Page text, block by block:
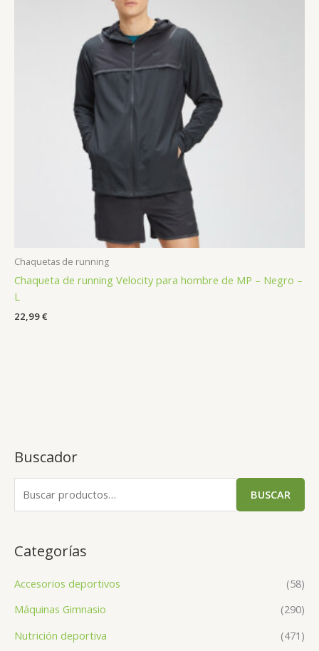
Buscador
BUSCAR
Categorías
Accesorios deportivos
(58)
Máquinas Gimnasio
(290)
Nutrición deportiva
(471)
Chaquetas de running
Chaqueta de running Velocity para hombre de MP – Negro –
L
22,99€